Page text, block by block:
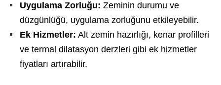
Uygulama Zorluğu: Zeminin durumu ve
düzgünlüğü, uygulama zorluğunu etkileyebilir.
Ek Hizmetler: Alt zemin hazırlığı, kenar profilleri
ve termal dilatasyon derzleri gibi ek hizmetler
fiyatları artırabilir.